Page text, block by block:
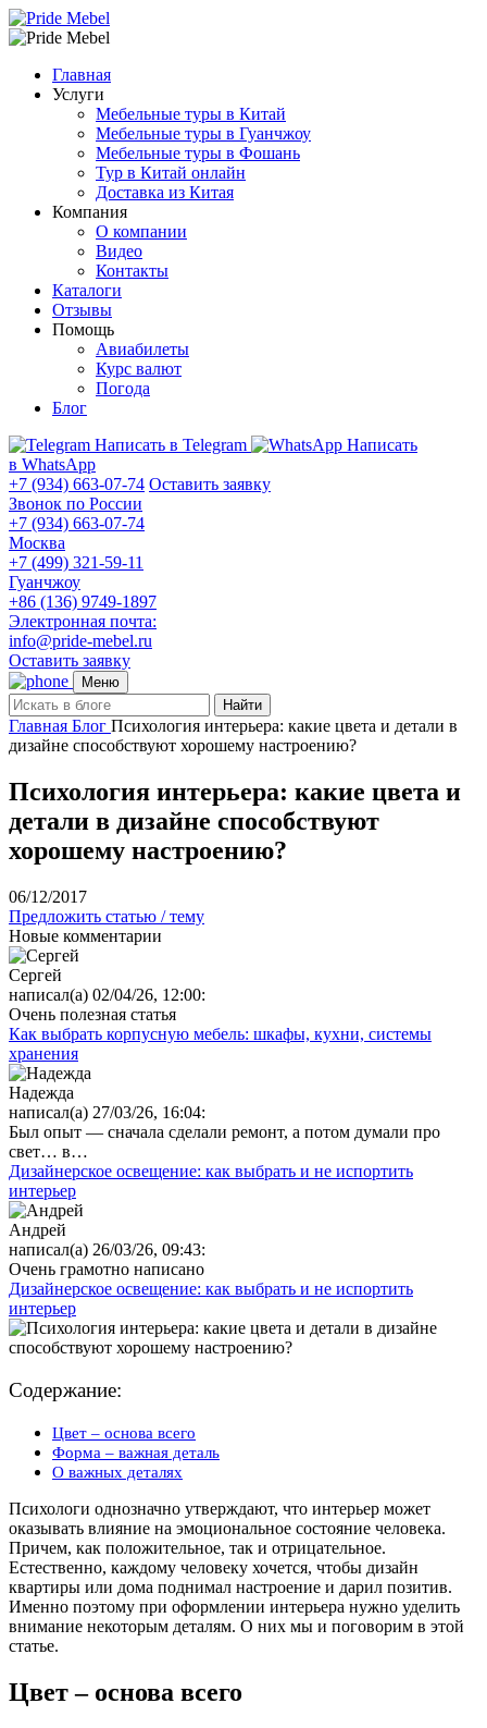
Главная
Услуги
Мебельные туры в Китай
Мебельные туры в Гуанчжоу
Мебельные туры в Фошань
Тур в Китай онлайн
Доставка из Китая
Компания
О компании
Видео
Контакты
Каталоги
Отзывы
Помощь
Авиабилеты
Курс валют
Погода
Блог
Написать в Telegram
Написать
в WhatsApp
+7 (934) 663-07-74 Оставить заявку
Звонок по России
+7 (934) 663-07-74
Москва
+7 (499) 321-59-11
Гуанчжоу
+86 (136) 9749-1897
Электронная почта:
info@pride-mebel.ru
Оставить заявку
Меню
Найти
Главная Блог Психология интерьера: какие цвета и детали в
дизайне способствуют хорошему настроению?
Психология интерьера: какие цвета и
детали в дизайне способствуют
хорошему настроению?
06/12/2017
Предложить статью / тему
Новые комментарии
Сергей
написал(а) 02/04/26, 12:00:
Очень полезная статья
Как выбрать корпусную мебель: шкафы, кухни, системы
хранения
Надежда
написал(а) 27/03/26, 16:04:
Был опыт — сначала сделали ремонт, а потом думали про
свет… в…
Дизайнерское освещение: как выбрать и не испортить
интерьер
Андрей
написал(а) 26/03/26, 09:43:
Очень грамотно написано
Дизайнерское освещение: как выбрать и не испортить
интерьер
Содержание:
Цвет – основа всего
Форма – важная деталь
О важных деталях
Психологи однозначно утверждают, что интерьер может
оказывать влияние на эмоциональное состояние человека.
Причем, как положительное, так и отрицательное.
Естественно, каждому человеку хочется, чтобы дизайн
квартиры или дома поднимал настроение и дарил позитив.
Именно поэтому при оформлении интерьера нужно уделить
внимание некоторым деталям. О них мы и поговорим в этой
статье.
Цвет – основа всего